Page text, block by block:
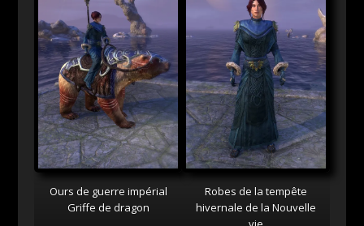
Ours de guerre impérial
Griffe de dragon
Robes de la tempête
hivernale de la Nouvelle